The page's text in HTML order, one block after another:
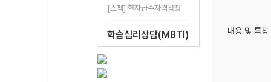
[스펙] 한자급수자격검정
학습심리상담(MBTI) 내용 및 특징